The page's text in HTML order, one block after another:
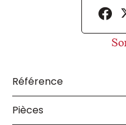
Référence
Pièces